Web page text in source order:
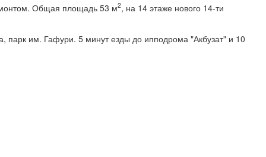
Общая площадь 53 м2, на 14 этаже нового 14-ти
им. Гафури. 5 минут езды до ипподрома "Акбузат" и 10